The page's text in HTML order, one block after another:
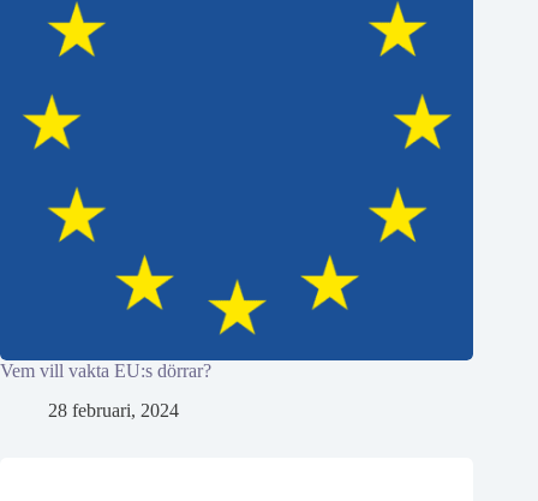
Vem vill vakta EU:s dörrar?
28 februari, 2024